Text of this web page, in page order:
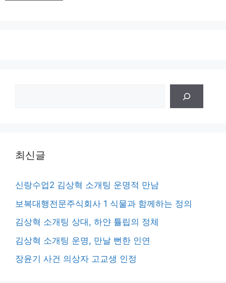
최신글
신랑수업2 김상혁 소개팅 운명적 만남
보복대행전문주식회사 1 식물과 함께하는 정의
김상혁 소개팅 상대, 하얀 튤립의 정체
김상혁 소개팅 운명, 만날 뻔한 인연
장윤기 사건 의상자 고교생 인정